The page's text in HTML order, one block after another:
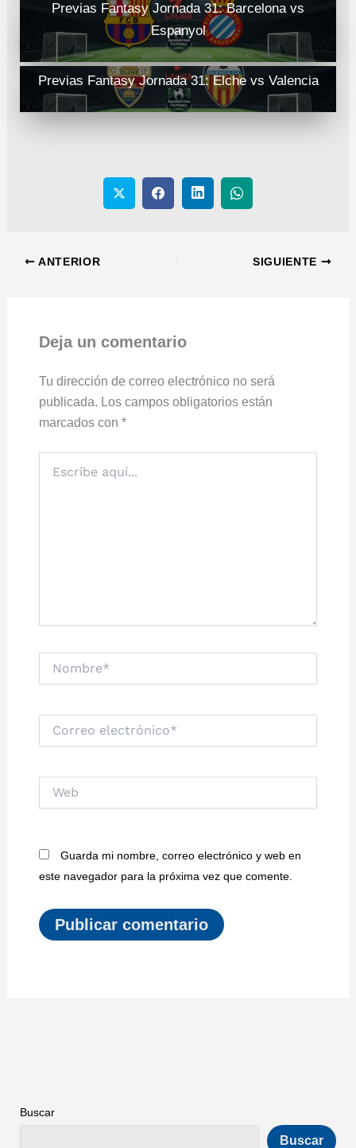
Previas Fantasy Jornada 31: Barcelona vs
Espanyol
Previas Fantasy Jornada 31: Elche vs Valencia
ANTERIOR SIGUIENTE
Deja un comentario
Tu dirección de correo electrónico no será
publicada. Los campos obligatorios están
marcados con *
aquí...
electrónico*
Guarda mi nombre, correo electrónico y web en
este navegador para la próxima vez que comente.
Buscar
Buscar